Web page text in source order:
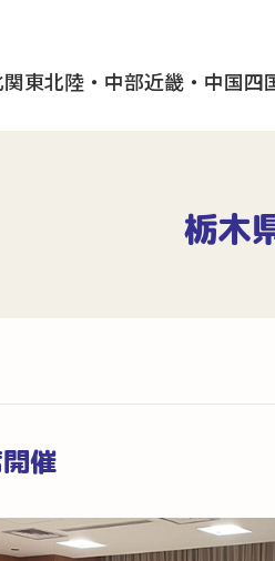
関東北陸・中部近畿・中国四
栃木
催